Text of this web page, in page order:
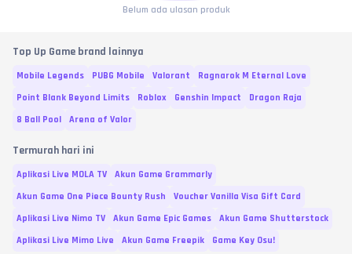
Belum ada ulasan produk
Top Up Game brand lainnya
Mobile Legends PUBG Mobile Valorant
Ragnarok M Eternal Love
Point Blank Beyond Limits
Roblox Genshin Impact
Dragon Raja
8 Ball Pool
Arena of Valor
Termurah hari ini
Aplikasi Live MOLA TV
Akun Game Grammarly
Akun Game One Piece Bounty Rush
Voucher Vanilla Visa Gift Card
Aplikasi Live Nimo TV
Akun Game Epic Games
Akun Game Shutterstock
Aplikasi Live Mimo Live
Akun Game Freepik Game Key Osu!